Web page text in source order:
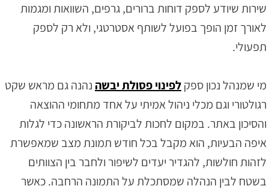
שירות שיודע לספק דוחות ברורים, גרפים, השוואות ומגמות
לאורך זמן הופך בפועל לשותף אסטרטגי, ולא רק לספק
תפעולי.
מי שמנהל נכון ספקלפינוי פסולת יבשה נהנה גם מראש שקט
רגולטורי וגם מכלי ניהול אמיתי על אחד מתחומי ההוצאה
והסיכון באתר. במקום לחכות לביקורת הראשונה כדי לגלות
איפה הבעיות, הוא מקבל בכל חודש תמונת מצב שמאפשרת
לזהות חולשות, להגדיר יעדים לשיפור ולחבר בין הצוותים
בשטח לבין הנהלה שמסתכלת על התמונה הרחבה. כאשר